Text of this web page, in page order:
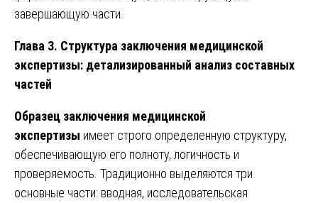
завершающую части.
Глава 3. Структура заключения медицинской
экспертизы: детализированный анализ составных
частей
Образец заключения медицинской
экспертизы имеет строго определенную структуру,
обеспечивающую его полноту, логичность и
проверяемость. Традиционно выделяются три
основные части: вводная, исследовательская